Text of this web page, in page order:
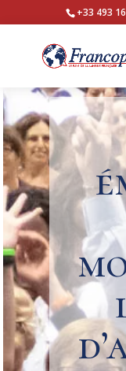
+33 493